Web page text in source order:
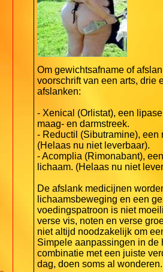
Om gewichtsafname of
voorschrift van een arts, drie
afslanken:
- Xenical (Orlistat), een
maag- en darmstreek.
- Reductil (Sibutramine),
(Helaas nu niet leverbaar).
- Acomplia (Rimonabant),
lichaam. (Helaas nu niet
De afslank medicijnen
lichaamsbeweging en een
voedingspatroon is niet
verse vis, noten en verse
niet altijd noodzakelijk om
Simpele aanpassingen in
combinatie met een juiste
dag, doen soms al wonderen.